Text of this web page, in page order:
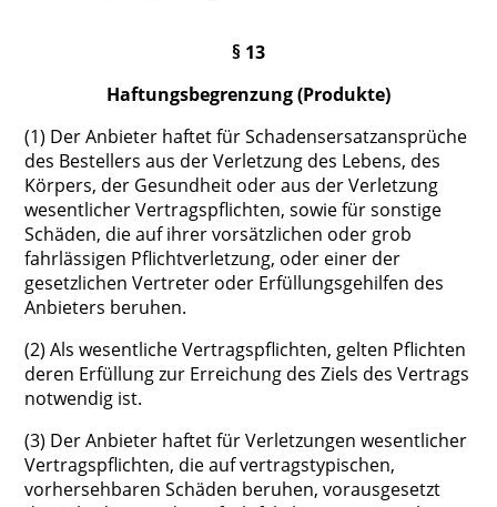
§ 13
Haftungsbegrenzung (Produkte)
(1) Der Anbieter haftet für Schadensersatzansprüche
des Bestellers aus der Verletzung des Lebens, des
Körpers, der Gesundheit oder aus der Verletzung
wesentlicher Vertragspflichten, sowie für sonstige
Schäden, die auf ihrer vorsätzlichen oder grob
fahrlässigen Pflichtverletzung, oder einer der
gesetzlichen Vertreter oder Erfüllungsgehilfen des
Anbieters beruhen.
(2) Als wesentliche Vertragspflichten, gelten Pflichten
deren Erfüllung zur Erreichung des Ziels des Vertrags
notwendig ist.
(3) Der Anbieter haftet für Verletzungen wesentlicher
Vertragspflichten, die auf vertragstypischen,
vorhersehbaren Schäden beruhen, vorausgesetzt